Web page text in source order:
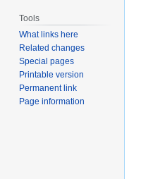
Tools
What links here
Related changes
Special pages
Printable version
Permanent link
Page information